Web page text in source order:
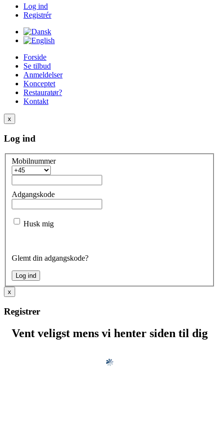
Log ind
Registrér
Forside
Se tilbud
Anmeldelser
Konceptet
Restauratør?
Kontakt
x
Log ind
Mobilnummer
Adgangskode
Husk mig
Glemt din adgangskode?
x
Registrer
Vent veligst mens vi henter siden til dig